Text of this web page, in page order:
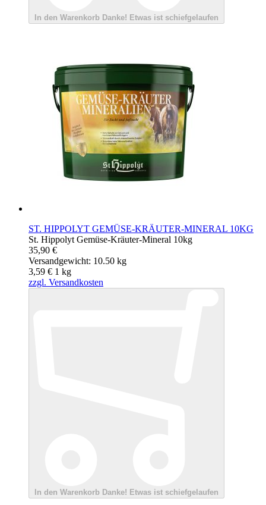
In den Warenkorb Danke! Etwas ist schiefgelaufen
ST. HIPPOLYT GEMÜSE-KRÄUTER-MINERAL 10KG
St. Hippolyt Gemüse-Kräuter-Mineral 10kg
35,90 €
Versandgewicht: 10.50 kg
3,59 € 1 kg
zzgl. Versandkosten
In den Warenkorb Danke! Etwas ist schiefgelaufen